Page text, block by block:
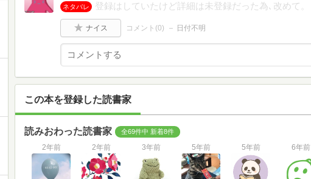
ネタバレ 登録はしていたけど詳細は未登録だった為､改めて。
ナイス コメント(0) 日付不明
この本を登録した読書家
読みおわった読書家 全69件中 新着8件
2年前 2年前 3年前 5年前 5年前 6年前